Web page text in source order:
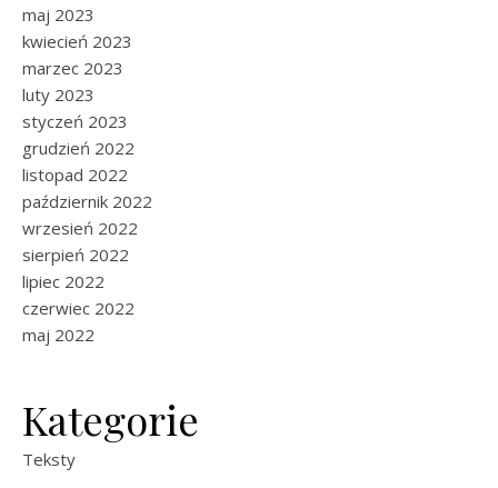
maj 2023
kwiecień 2023
marzec 2023
luty 2023
styczeń 2023
grudzień 2022
listopad 2022
październik 2022
wrzesień 2022
sierpień 2022
lipiec 2022
czerwiec 2022
maj 2022
Kategorie
Teksty